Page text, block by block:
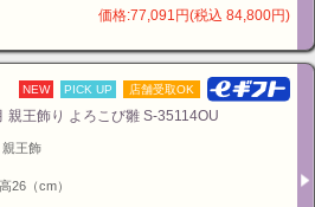
で制作されています。
価格:77,091円(税込 84,800円)
NEW PICK UP 店舗受取OK
親王飾り よろこび雛 S-35114OU
王飾
26（cm）